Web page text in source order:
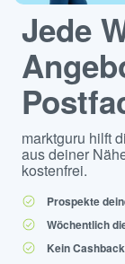
Jede
marktguru hilft
aus deiner
kostenfrei.
Prospekte
Wöchentlich
Kein